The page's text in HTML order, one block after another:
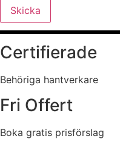
Skicka
Certifierade
Behöriga hantverkare
Fri Offert
Boka gratis prisförslag